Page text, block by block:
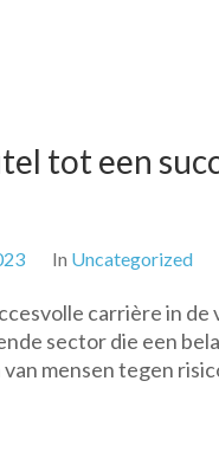
tot een
In Uncategorized
carrière in
sector die een
mensen tegen